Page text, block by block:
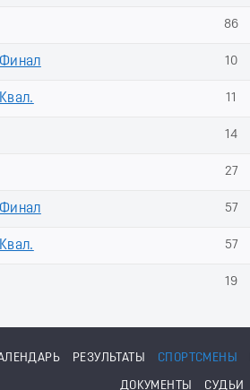
86
10
11
14
27
57
57
19
РЕЗУЛЬТАТЫ СПОРТСМЕНЫ
ДОКУМЕНТЫ СУДЬИ